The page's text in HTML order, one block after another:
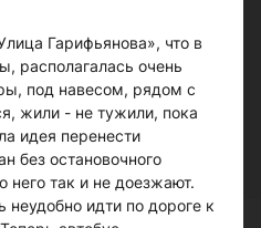
Гарифьянова», что в
располагалась очень
под навесом, рядом с
жили - не тужили, пока
идея перенести
без остановочного
него так и не доезжают.
идти по дороге к